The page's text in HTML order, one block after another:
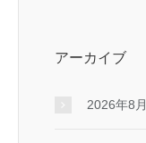
アーカイブ
2026年8月